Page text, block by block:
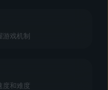
游戏机制
度和难度